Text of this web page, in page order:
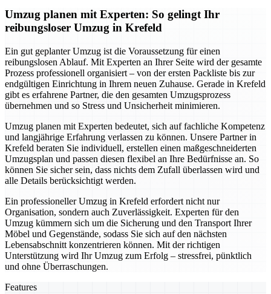
Umzug planen mit Experten: So gelingt Ihr
reibungsloser Umzug in Krefeld
Ein gut geplanter Umzug ist die Voraussetzung für einen
reibungslosen Ablauf. Mit Experten an Ihrer Seite wird der gesamte
Prozess professionell organisiert – von der ersten Packliste bis zur
endgültigen Einrichtung in Ihrem neuen Zuhause. Gerade in Krefeld
gibt es erfahrene Partner, die den gesamten Umzugsprozess
übernehmen und so Stress und Unsicherheit minimieren.
Umzug planen mit Experten bedeutet, sich auf fachliche Kompetenz
und langjährige Erfahrung verlassen zu können. Unsere Partner in
Krefeld beraten Sie individuell, erstellen einen maßgeschneiderten
Umzugsplan und passen diesen flexibel an Ihre Bedürfnisse an. So
können Sie sicher sein, dass nichts dem Zufall überlassen wird und
alle Details berücksichtigt werden.
Ein professioneller Umzug in Krefeld erfordert nicht nur
Organisation, sondern auch Zuverlässigkeit. Experten für den
Umzug kümmern sich um die Sicherung und den Transport Ihrer
Möbel und Gegenstände, sodass Sie sich auf den nächsten
Lebensabschnitt konzentrieren können. Mit der richtigen
Unterstützung wird Ihr Umzug zum Erfolg – stressfrei, pünktlich
und ohne Überraschungen.
Features